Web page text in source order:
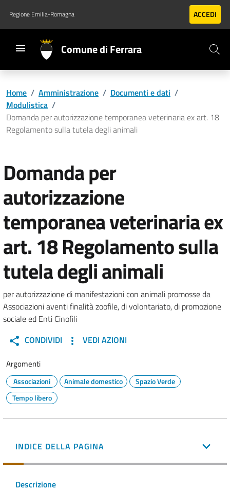
Vai al contenuto principale
Vai al footer
Regione Emilia-Romagna ACCEDI
Comune di Ferrara
Home / Amministrazione / Documenti e dati /
Modulistica /
Domanda per autorizzazione temporanea veterinaria ex art. 18
Regolamento sulla tutela degli animali
Domanda per
autorizzazione
temporanea veterinaria ex
art. 18 Regolamento sulla
tutela degli animali
per autorizzazione di manifestazioni con animali promosse da
Associazioni aventi finalità zoofile, di volontariato, di promozione
sociale ed Enti Cinofili
CONDIVIDI
VEDI AZIONI
Argomenti
Associazioni Animale domestico
Spazio Verde
Tempo libero
INDICE DELLA PAGINA
Descrizione